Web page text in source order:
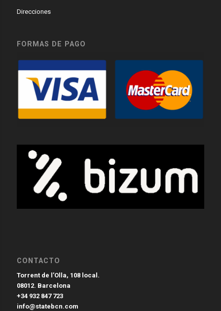
Direcciones
FORMAS DE PAGO
CONTACTO
Torrent de l’Olla, 108 local.
08012. Barcelona
+34 932 847 723
info@statebcn.com